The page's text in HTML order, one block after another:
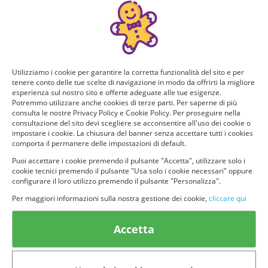
PARTECIPAZIONI
DISPONIBILI
473/667
Bellissimo Rossetto Mac - Ruby
Woo
Ricevi e prova GRATIS il bellissimo
© provaprodottigratis.it 2023 | All Rights Reserved.
Informativa Privacy Avviso legale
Terms&conditions
Utilizziamo i cookie per garantire la corretta funzionalità del sito e per
tenere conto delle tue scelte di navigazione in modo da offrirti la migliore
esperienza sul nostro sito e offerte adeguate alle tue esigenze.
Potremmo utilizzare anche cookies di terze parti. Per saperne di più
consulta le nostre Privacy Policy e Cookie Policy. Per proseguire nella
consultazione del sito devi scegliere se acconsentire all'uso dei cookie o
impostare i cookie. La chiusura del banner senza accettare tutti i cookies
comporta il permanere delle impostazioni di default.
Puoi accettare i cookie premendo il pulsante "Accetta", utilizzare solo i
cookie tecnici premendo il pulsante "Usa solo i cookie necessari" oppure
configurare il loro utilizzo premendo il pulsante "Personalizza".
Per maggiori informazioni sulla nostra gestione dei cookie, cliccare qui
Accetta